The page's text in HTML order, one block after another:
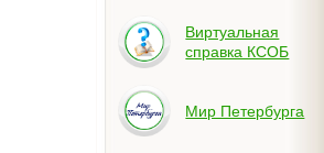
Виртуальная
справка КСОБ
Мир Петербурга